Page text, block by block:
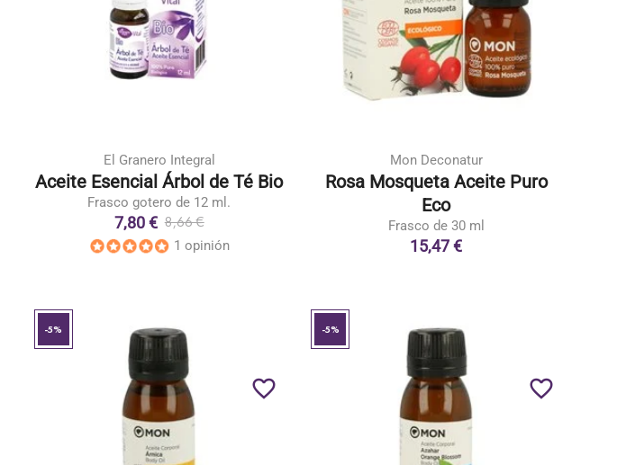
El Granero Integral
Aceite Esencial Árbol de Té Bio
Frasco gotero de 12 ml.
7,80 € 8,66 €
1 opinión
Mon Deconatur
Rosa Mosqueta Aceite Puro
Eco
Frasco de 30 ml
15,47 €
-5%
favorite_border
-5%
favorite_border